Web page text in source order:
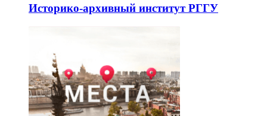
Историко-архивный институт РГГУ